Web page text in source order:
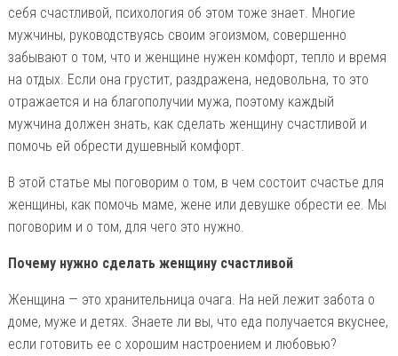
себя счастливой, психология об этом тоже знает. Многие
мужчины, руководствуясь своим эгоизмом, совершенно
забывают о том, что и женщине нужен комфорт, тепло и время
на отдых. Если она грустит, раздражена, недовольна, то это
отражается и на благополучии мужа, поэтому каждый
мужчина должен знать, как сделать женщину счастливой и
помочь ей обрести душевный комфорт.
В этой статье мы поговорим о том, в чем состоит счастье для
женщины, как помочь маме, жене или девушке обрести ее. Мы
поговорим и о том, для чего это нужно.
Почему нужно сделать женщину счастливой
Женщина — это хранительница очага. На ней лежит забота о
доме, муже и детях. Знаете ли вы, что еда получается вкуснее,
если готовить ее с хорошим настроением и любовью?